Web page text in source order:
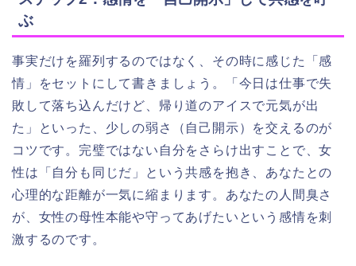
ぶ
事実だけを羅列するのではなく、その時に感じた「感
情」をセットにして書きましょう。「今日は仕事で失
敗して落ち込んだけど、帰り道のアイスで元気が出
た」といった、少しの弱さ（自己開示）を交えるのが
コツです。完璧ではない自分をさらけ出すことで、女
性は「自分も同じだ」という共感を抱き、あなたとの
心理的な距離が一気に縮まります。あなたの人間臭さ
が、女性の母性本能や守ってあげたいという感情を刺
激するのです。